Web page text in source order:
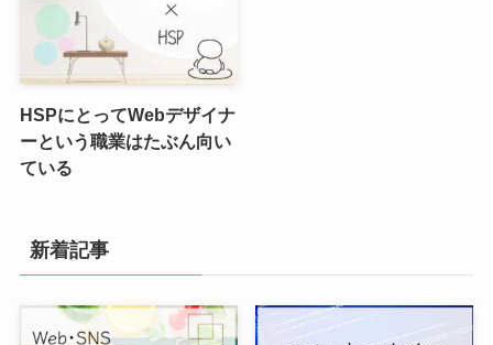
HSPにとってWebデザイナ
ーという職業はたぶん向い
ている
新着記事